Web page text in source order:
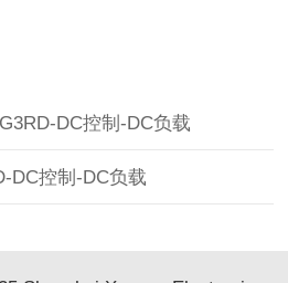
DC控制-DC负载
DC控制-DC负载